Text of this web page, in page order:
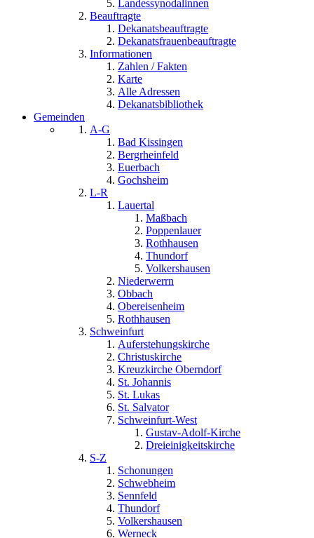
Landessynodalinnen
Beauftragte
Dekanatsbeauftragte
Dekanatsfrauenbeauftragte
Informationen
Zahlen / Fakten
Karte
Alle Adressen
Dekanatsbibliothek
Gemeinden
A-G
Bad Kissingen
Bergrheinfeld
Euerbach
Gochsheim
L-R
Lauertal
Maßbach
Poppenlauer
Rothhausen
Thundorf
Volkershausen
Niederwerrn
Obbach
Obereisenheim
Rothhausen
Schweinfurt
Auferstehungskirche
Christuskirche
Kreuzkirche Oberndorf
St. Johannis
St. Lukas
St. Salvator
Schweinfurt-West
Gustav-Adolf-Kirche
Dreieinigkeitskirche
S-Z
Schonungen
Schwebheim
Sennfeld
Thundorf
Volkershausen
Werneck